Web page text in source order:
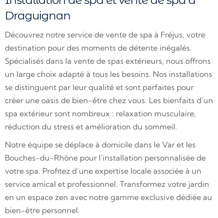
Draguignan
Découvrez notre service de vente de spa à Fréjus, votre
destination pour des moments de détente inégalés.
Spécialisés dans la vente de spas extérieurs, nous offrons
un large choix adapté à tous les besoins. Nos installations
se distinguent par leur qualité et sont parfaites pour
créer une oasis de bien-être chez vous. Les bienfaits d’un
spa extérieur sont nombreux : relaxation musculaire,
réduction du stress et amélioration du sommeil.
Notre équipe se déplace à domicile dans le Var et les
Bouches-du-Rhône pour l’installation personnalisée de
votre spa. Profitez d’une expertise locale associée à un
service amical et professionnel. Transformez votre jardin
en un espace zen avec notre gamme exclusive dédiée au
bien-être personnel.